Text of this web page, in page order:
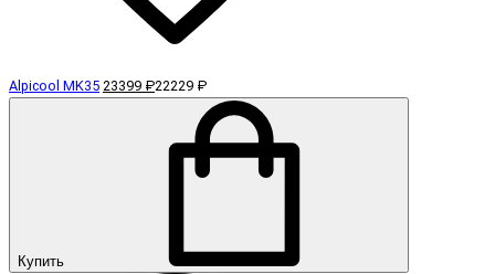
Alpicool MK35 23399 ₽22229 ₽
Купить